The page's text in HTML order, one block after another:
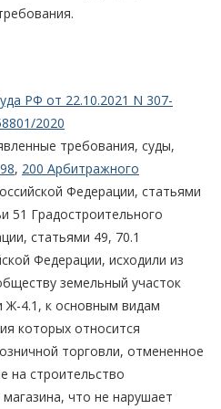
РФ от 22.10.2021 N 307-
2020
требования, суды,
, 200 Арбитражного
Федерации, статьями
51 Градостроительного
статьями 49, 70.1
Федерации, исходили из
земельный участок
Ж-4.1, к основным видам
которых относится
торговли, отмененное
на строительство
что не нарушает